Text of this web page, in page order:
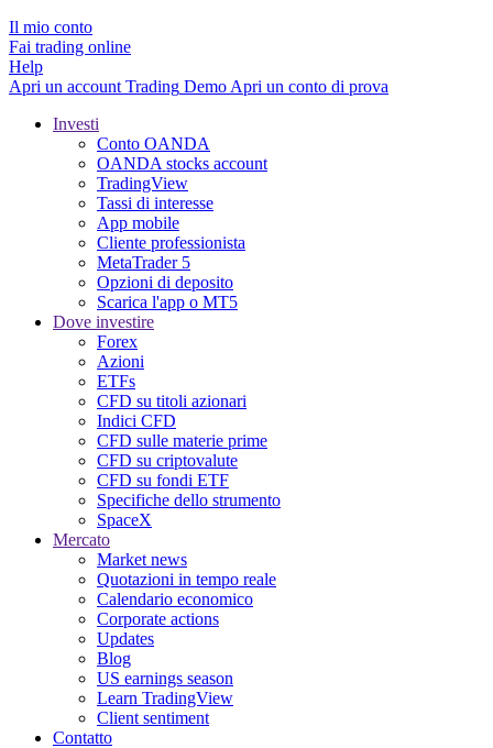
Il mio conto
Fai trading online
Help
Apri un account Trading Demo Apri un conto di prova
Investi
Conto OANDA
OANDA stocks account
TradingView
Tassi di interesse
App mobile
Cliente professionista
MetaTrader 5
Opzioni di deposito
Scarica l'app o MT5
Dove investire
Forex
Azioni
ETFs
CFD su titoli azionari
Indici CFD
CFD sulle materie prime
CFD su criptovalute
CFD su fondi ETF
Specifiche dello strumento
SpaceX
Mercato
Market news
Quotazioni in tempo reale
Calendario economico
Corporate actions
Updates
Blog
US earnings season
Learn TradingView
Client sentiment
Contatto